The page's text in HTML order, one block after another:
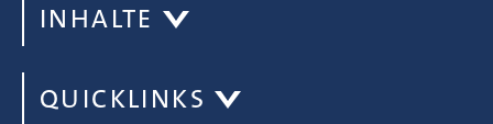
INHALTE
QUICKLINKS